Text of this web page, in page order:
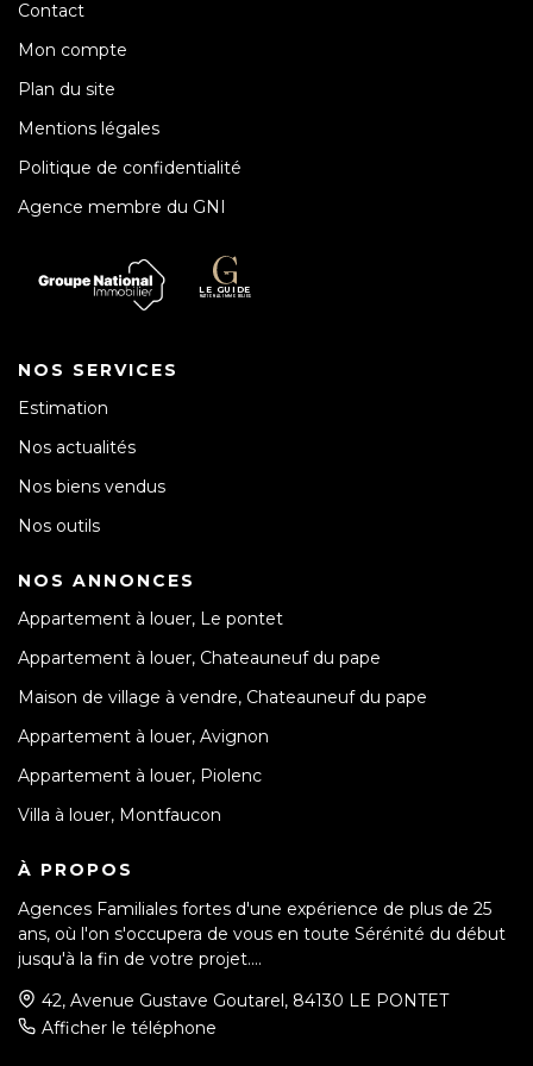
Contact
Mon compte
Plan du site
Mentions légales
Politique de confidentialité
Agence membre du GNI
NOS SERVICES
Estimation
Nos actualités
Nos biens vendus
Nos outils
NOS ANNONCES
Appartement à louer, Le pontet
Appartement à louer, Chateauneuf du pape
Maison de village à vendre, Chateauneuf du pape
Appartement à louer, Avignon
Appartement à louer, Piolenc
Villa à louer, Montfaucon
À PROPOS
Agences Familiales fortes d'une expérience de plus de 25
ans, où l'on s'occupera de vous en toute Sérénité du début
jusqu'à la fin de votre projet....
42, Avenue Gustave Goutarel, 84130 LE PONTET
Afficher le téléphone